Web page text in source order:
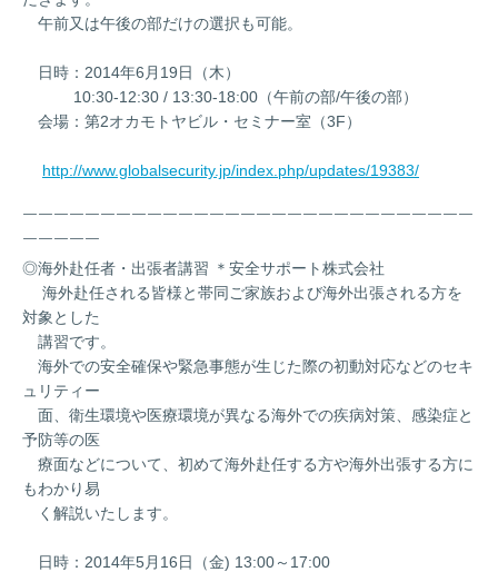
午前又は午後の部だけの選択も可能。
日時：2014年6月19日（木）
10:30-12:30 / 13:30-18:00（午前の部/午後の部）
会場：第2オカモトヤビル・セミナー室（3F）
http://www.globalsecurity.jp/index.php/updates/19383/
￣￣￣￣￣￣￣￣￣￣￣￣￣￣￣￣￣￣￣￣￣￣￣￣￣￣￣￣￣
￣￣￣￣￣
◎海外赴任者・出張者講習 ＊安全サポート株式会社
海外赴任される皆様と帯同ご家族および海外出張される方を
対象とした
講習です。
海外での安全確保や緊急事態が生じた際の初動対応などのセキ
ュリティー
面、衛生環境や医療環境が異なる海外での疾病対策、感染症と
予防等の医
療面などについて、初めて海外赴任する方や海外出張する方に
もわかり易
く解説いたします。
日時：2014年5月16日（金) 13:00～17:00